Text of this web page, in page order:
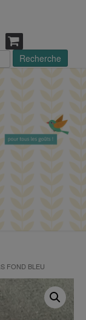
Recherche
FOND BLEU